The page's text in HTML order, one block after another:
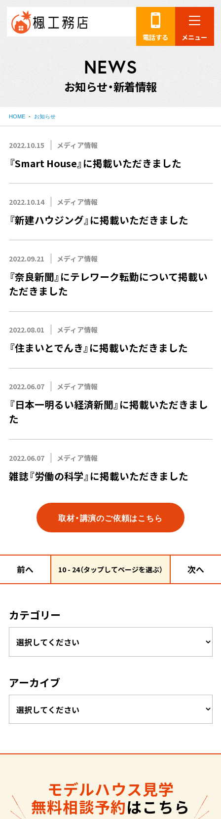
電話する メニュー
NEWS
お知らせ・新着情報
HOME お知らせ
2022.10.15 メディア情報
『Smart House』に掲載いただきました
2022.10.14 メディア情報
『新建ハウジング』に掲載いただきました
2022.09.21 メディア情報
『奈良新聞』にテレワーク転勤について掲載い
ただきました
2022.08.01 メディア情報
『住まいとでんき』に掲載いただきました
2022.06.07 メディア情報
『日本一明るい経済新聞』に掲載いただきまし
た
2022.06.07 メディア情報
雑誌『労働の科学』に掲載いただきました
取材・講演のご依頼はこちら
前へ 10 - 24（タップしてページを選ぶ） 次へ
カテゴリー
アーカイブ
モデルハウス見学
無料相談予約はこちら